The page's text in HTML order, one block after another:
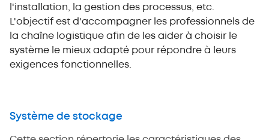
l'installation, la gestion des processus, etc.
L'objectif est d'accompagner les professionnels de
la chaîne logistique afin de les aider à choisir le
système le mieux adapté pour répondre à leurs
exigences fonctionnelles.
Système de stockage